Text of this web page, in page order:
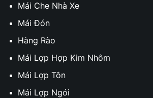
Mái Che Nhà Xe
Mái Đón
Hàng Rào
Mái Lợp Hợp Kim Nhôm
Mái Lợp Tôn
Mái Lợp Ngói